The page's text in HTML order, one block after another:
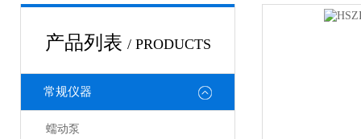
产品列表 / PRODUCTS
常规仪器
蠕动泵